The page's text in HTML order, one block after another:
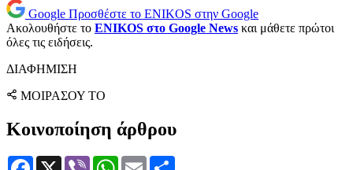
Google Προσθέστε το ENIKOS στην Google
Ακολουθήστε το ENIKOS στο Google News και μάθετε πρώτοι
όλες τις ειδήσεις.
ΔΙΑΦΗΜΙΣΗ
ΜΟΙΡΑΣΟΥ ΤΟ
Κοινοποίηση άρθρου
Facebook
X Viber WhatsApp
Email